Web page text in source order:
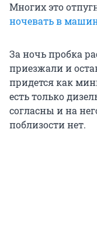
Многих это
ночевать в
За ночь пробка
приезжали и
придется как
есть только
согласны и на
поблизости нет.